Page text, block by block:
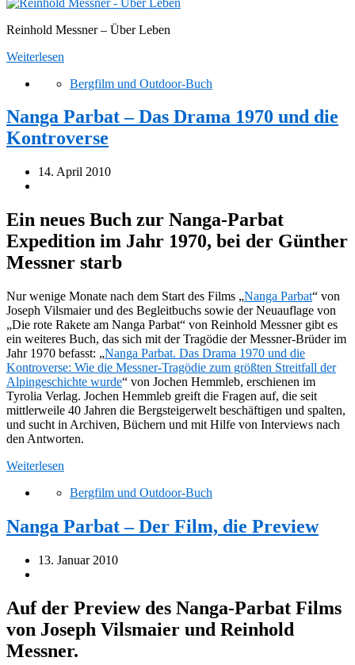
Reinhold Messner – Über Leben
Weiterlesen
Bergfilm und Outdoor-Buch
Nanga Parbat – Das Drama 1970 und die
Kontroverse
14. April 2010
Ein neues Buch zur Nanga-Parbat
Expedition im Jahr 1970, bei der Günther
Messner starb
Nur wenige Monate nach dem Start des Films „Nanga Parbat“ von
Joseph Vilsmaier und des Begleitbuchs sowie der Neuauflage von
„Die rote Rakete am Nanga Parbat“ von Reinhold Messner gibt es
ein weiteres Buch, das sich mit der Tragödie der Messner-Brüder im
Jahr 1970 befasst: „Nanga Parbat. Das Drama 1970 und die
Kontroverse: Wie die Messner-Tragödie zum größten Streitfall der
Alpingeschichte wurde“ von Jochen Hemmleb, erschienen im
Tyrolia Verlag. Jochen Hemmleb greift die Fragen auf, die seit
mittlerweile 40 Jahren die Bergsteigerwelt beschäftigen und spalten,
und sucht in Archiven, Büchern und mit Hilfe von Interviews nach
den Antworten.
Weiterlesen
Bergfilm und Outdoor-Buch
Nanga Parbat – Der Film, die Preview
13. Januar 2010
Auf der Preview des Nanga-Parbat Films
von Joseph Vilsmaier und Reinhold
Messner.